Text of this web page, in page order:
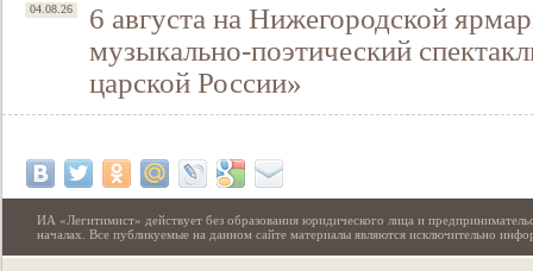
04.08.26
6 августа на Нижегородской
музыкально-поэтический
царской России»
ИА «Легитимист» действует без образования юридического лица и
началах. Все публикуемые на данном сайте материалы являются исключительно